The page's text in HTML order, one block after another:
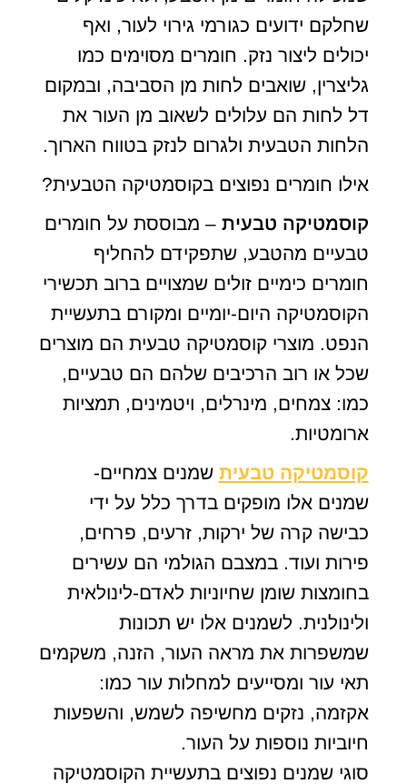
שחלקם ידועים כגורמי גירוי לעור, ואף
יכולים ליצור נזק. חומרים מסוימים כמו
גליצרין, שואבים לחות מן הסביבה, ובמקום
דל לחות הם עלולים לשאוב מן העור את
הלחות הטבעית ולגרום לנזק בטווח הארוך.
אילו חומרים נפוצים בקוסמטיקה הטבעית?
קוסמטיקה טבעית– מבוססת על חומרים
טבעיים מהטבע, שתפקידם להחליף
חומרים כימיים זולים שמצויים ברוב תכשירי
הקוסמטיקה היום-יומיים ומקורם בתעשיית
הנפט. מוצרי קוסמטיקה טבעית הם מוצרים
שכל או רוב הרכיבים שלהם הם טבעיים,
כמו: צמחים, מינרלים, ויטמינים, תמציות
ארומטיות.
קוסמטיקה טבעית שמנים צמחיים-
שמנים אלו מופקים בדרך כלל על ידי
כבישה קרה של ירקות, זרעים, פרחים,
פירות ועוד. במצבם הגולמי הם עשירים
בחומצות שומן שחיוניות לאדם-לינולאית
ולינולנית. לשמנים אלו יש תכונות
שמשפרות את מראה העור, הזנה, משקמים
תאי עור ומסייעים למחלות עור כמו:
אקזמה, נזקים מחשיפה לשמש, והשפעות
חיוביות נוספות על העור.
סוגי שמנים נפוצים בתעשיית הקוסמטיקה